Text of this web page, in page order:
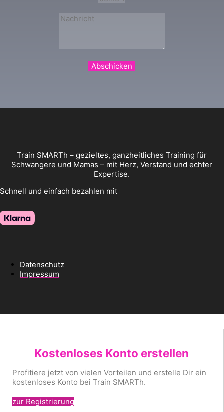
Abschicken
Train SMARTh – gezieltes, ganzheitliches Training für
Schwangere und Mamas – mit Herz, Verstand und echter
Expertise.
Schnell und einfach bezahlen mit
Datenschutz
Impressum
Kostenloses Konto erstellen
Profitiere jetzt von vielen Vorteilen und erstelle Dir ein
kostenloses Konto bei Train SMARTh.
zur Registrierung